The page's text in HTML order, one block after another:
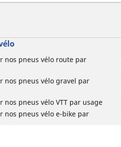
nos pneus vélo route par
nos pneus vélo gravel par
nos pneus vélo VTT par usage
nos pneus vélo e-bike par